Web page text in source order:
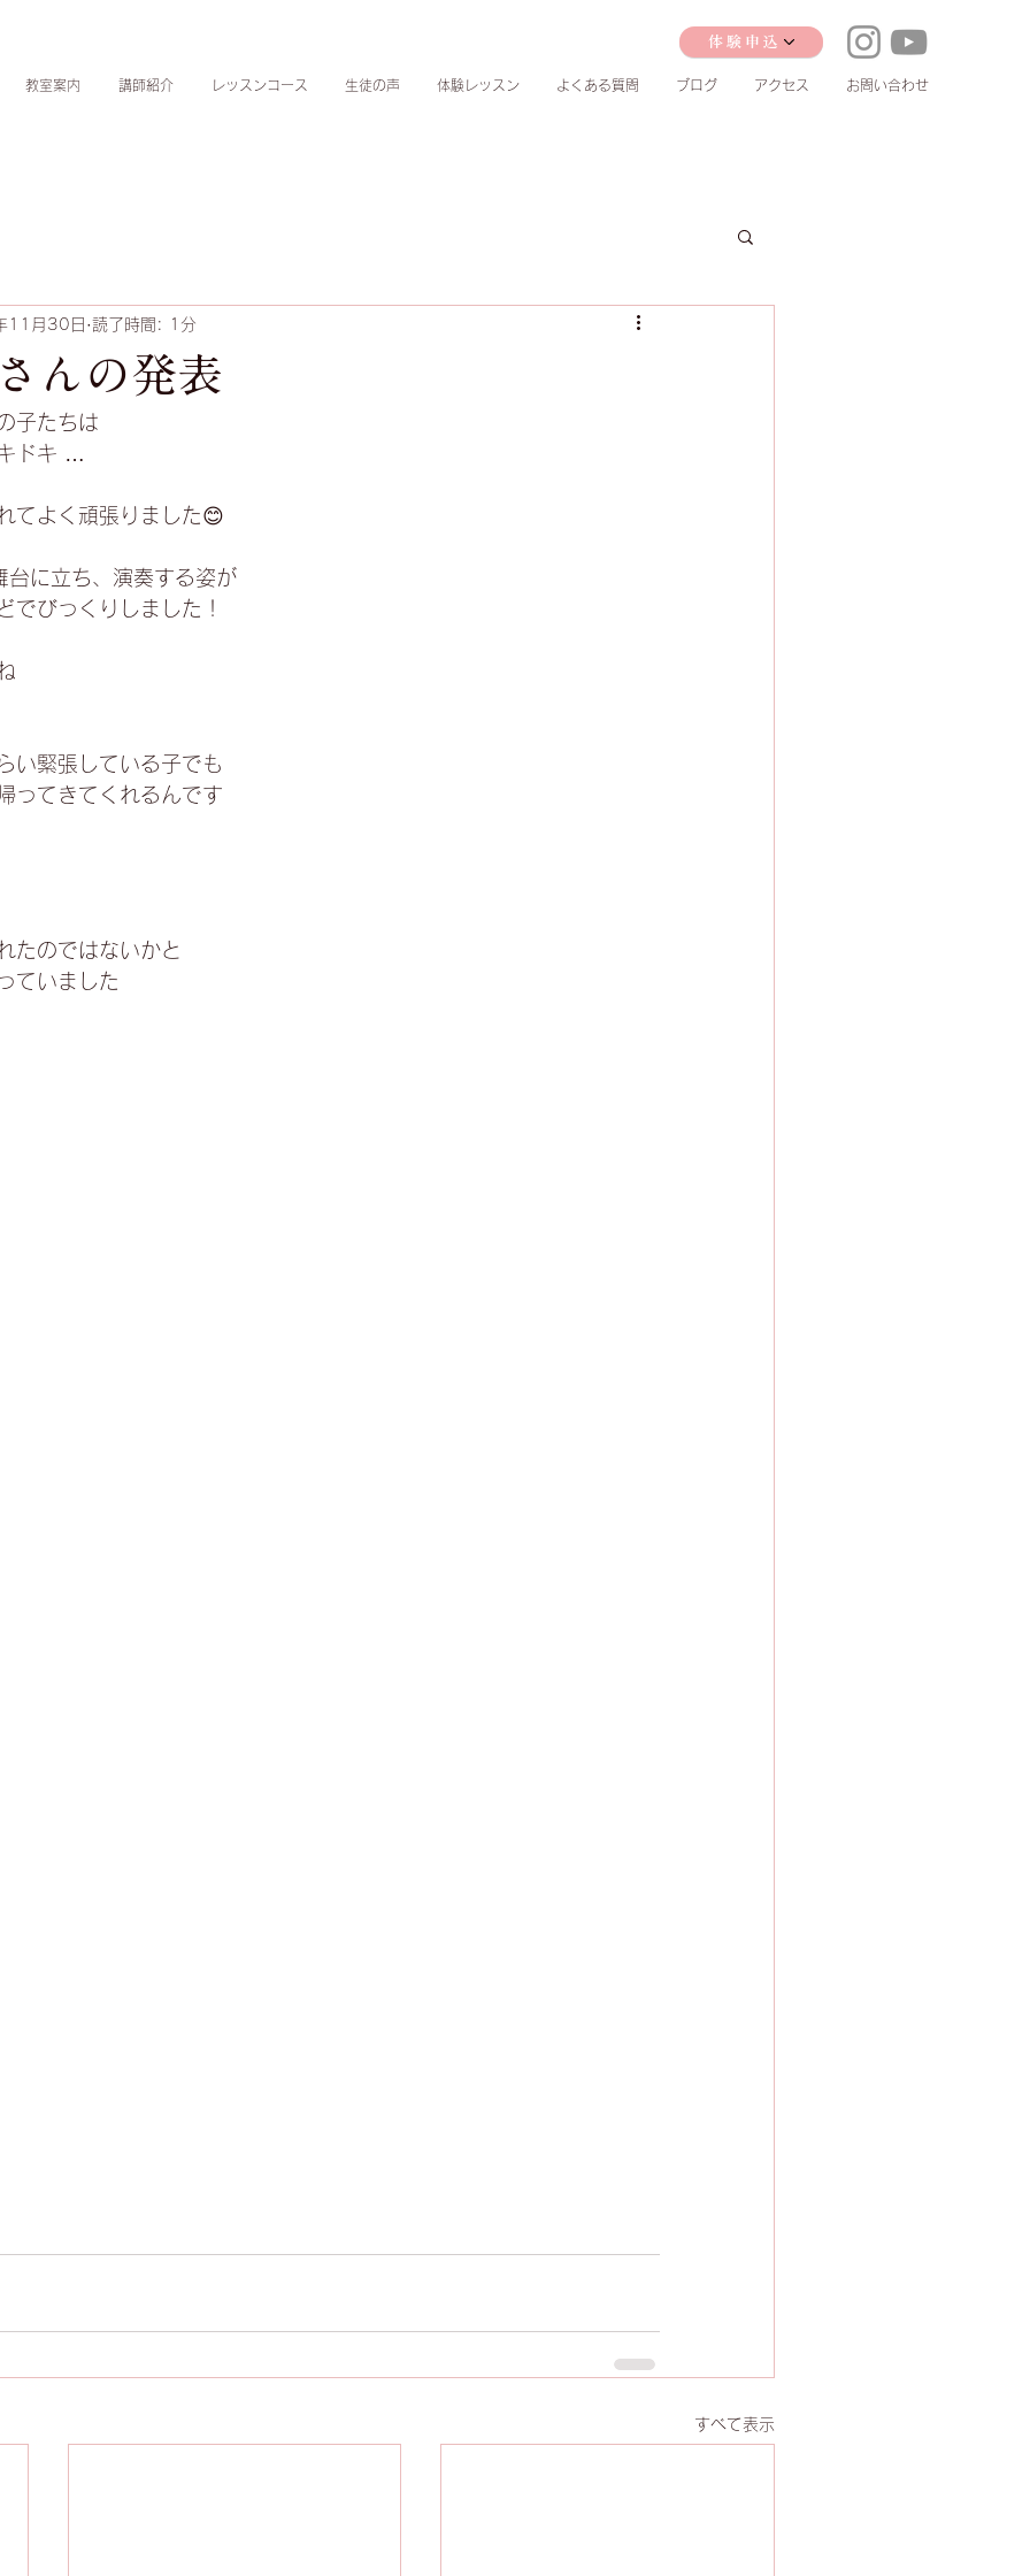
教室案内 講師紹介 レッスンコース 生徒の声 体験レッスン よくある質問 ブログ アクセス お問い合わせ
体験申込
んの発表
11月30日 読了時間: 1分
子たちは
ドキ …
てよく頑張りました😊
台に立ち、演奏する姿が
でびっくりしました！
い緊張している子でも
ってきてくれるんです
たのではないかと
ていました
すべて表示